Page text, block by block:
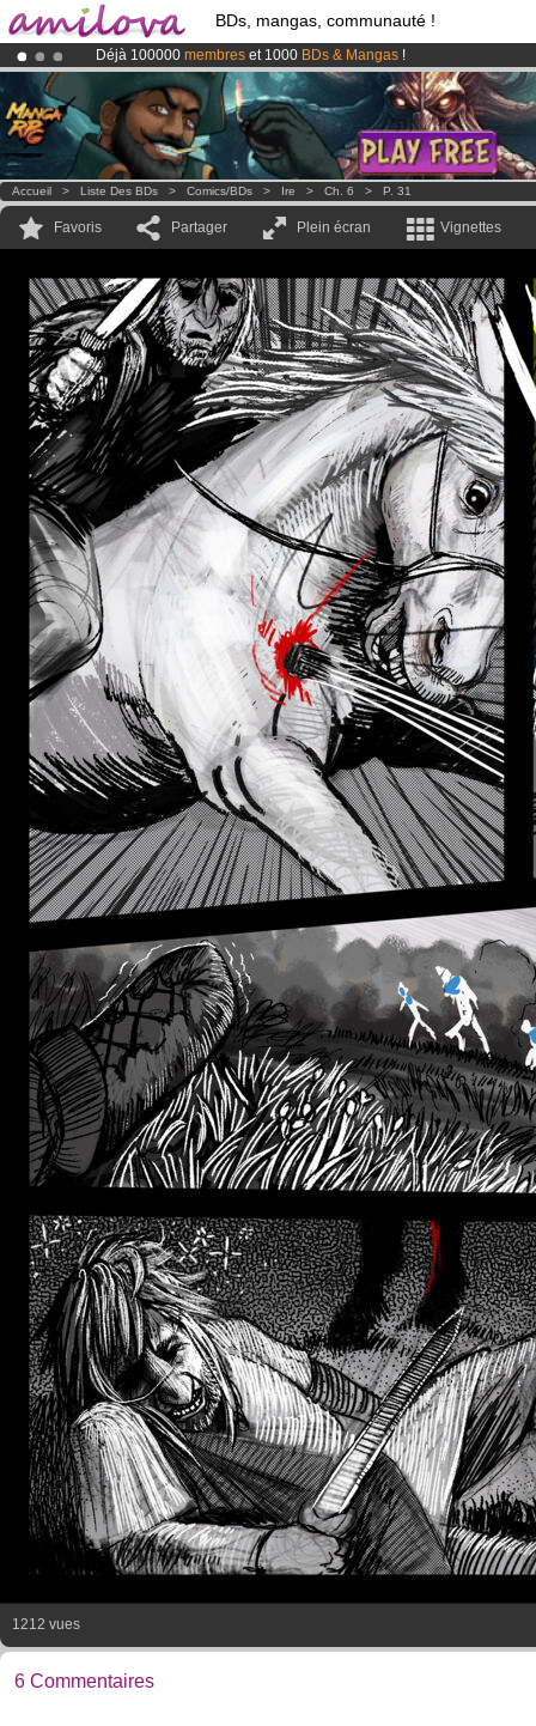
BDs, mangas, communauté !
Déjà 100000 membres et 1000 BDs & Mangas !
LeKickstarter Amilova est désormais lancé!.
Abonnement premium: à partir de
3.95 eurospar mois !Clique ici
Accueil > Liste Des BDs > Comics/BDs > Ire > Ch. 6 > P. 31
Favoris Partager Plein écran Vignettes
1212 vues
6 Commentaires